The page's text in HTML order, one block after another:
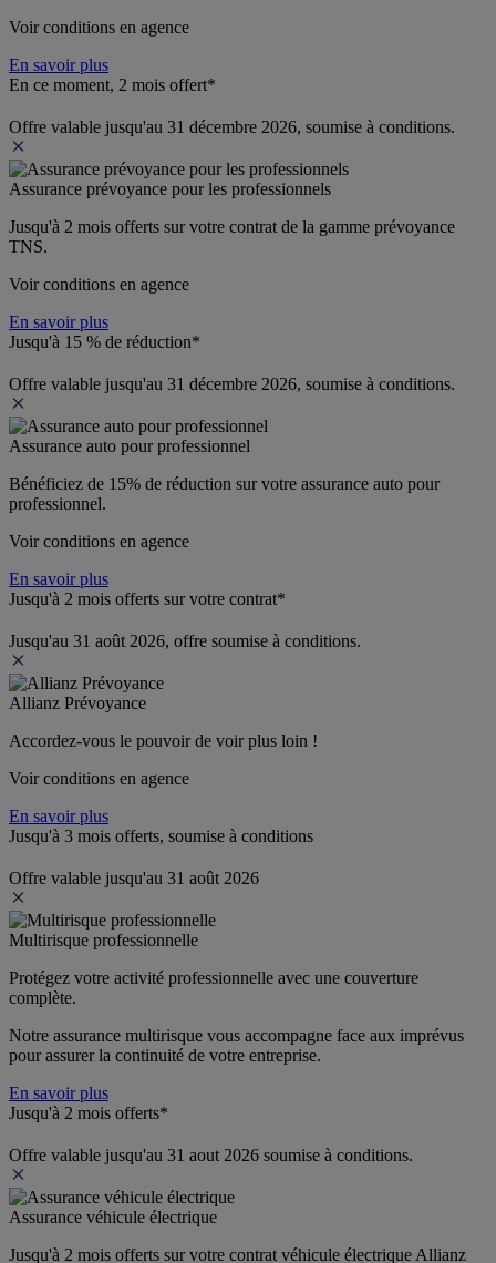
Voir conditions en agence
En savoir plus
En ce moment, 2 mois offert*
Offre valable jusqu'au 31 décembre 2026, soumise à conditions.
Assurance prévoyance pour les professionnels
Jusqu'à 2 mois offerts sur votre contrat de la gamme prévoyance
TNS.
Voir conditions en agence
En savoir plus
Jusqu'à 15 % de réduction*
Offre valable jusqu'au 31 décembre 2026, soumise à conditions.
Assurance auto pour professionnel
Bénéficiez de 15% de réduction sur votre assurance auto pour
professionnel.
Voir conditions en agence
En savoir plus
Jusqu'à 2 mois offerts sur votre contrat*
Jusqu'au 31 août 2026, offre soumise à conditions.
Allianz Prévoyance
Accordez-vous le pouvoir de voir plus loin !
Voir conditions en agence
En savoir plus
Jusqu'à 3 mois offerts, soumise à conditions
Offre valable jusqu'au 31 août 2026
Multirisque professionnelle
Protégez votre activité professionnelle avec une couverture
complète.
Notre assurance multirisque vous accompagne face aux imprévus
pour assurer la continuité de votre entreprise.
En savoir plus
Jusqu'à 2 mois offerts*
Offre valable jusqu'au 31 aout 2026 soumise à conditions.
Assurance véhicule électrique
Jusqu'à 2 mois offerts sur votre contrat véhicule électrique Allianz